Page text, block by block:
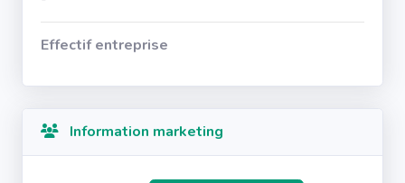
Effectif entreprise
Information marketing